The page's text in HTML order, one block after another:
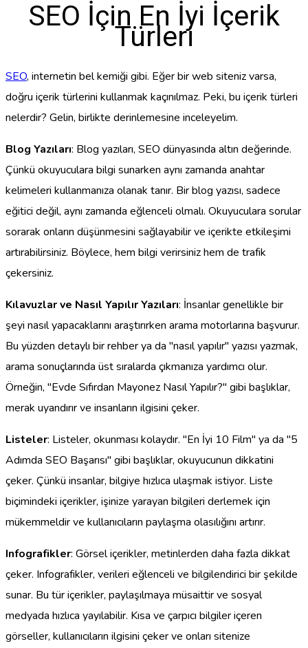
SEO İçin En İyi İçerik
Türleri
SEO, internetin bel kemiği gibi. Eğer bir web siteniz varsa,
doğru içerik türlerini kullanmak kaçınılmaz. Peki, bu içerik türleri
nelerdir? Gelin, birlikte derinlemesine inceleyelim.
Blog Yazıları: Blog yazıları, SEO dünyasında altın değerinde.
Çünkü okuyuculara bilgi sunarken aynı zamanda anahtar
kelimeleri kullanmanıza olanak tanır. Bir blog yazısı, sadece
eğitici değil, aynı zamanda eğlenceli olmalı. Okuyuculara sorular
sorarak onların düşünmesini sağlayabilir ve içerikte etkileşimi
artırabilirsiniz. Böylece, hem bilgi verirsiniz hem de trafik
çekersiniz.
Kılavuzlar ve Nasıl Yapılır Yazıları: İnsanlar genellikle bir
şeyi nasıl yapacaklarını araştırırken arama motorlarına başvurur.
Bu yüzden detaylı bir rehber ya da "nasıl yapılır" yazısı yazmak,
arama sonuçlarında üst sıralarda çıkmanıza yardımcı olur.
Örneğin, "Evde Sıfırdan Mayonez Nasıl Yapılır?" gibi başlıklar,
merak uyandırır ve insanların ilgisini çeker.
Listeler: Listeler, okunması kolaydır. "En İyi 10 Film" ya da "5
Adımda SEO Başarısı" gibi başlıklar, okuyucunun dikkatini
çeker. Çünkü insanlar, bilgiye hızlıca ulaşmak istiyor. Liste
biçimindeki içerikler, işinize yarayan bilgileri derlemek için
mükemmeldir ve kullanıcıların paylaşma olasılığını artırır.
Infografikler: Görsel içerikler, metinlerden daha fazla dikkat
çeker. Infografikler, verileri eğlenceli ve bilgilendirici bir şekilde
sunar. Bu tür içerikler, paylaşılmaya müsaittir ve sosyal
medyada hızlıca yayılabilir. Kısa ve çarpıcı bilgiler içeren
görseller, kullanıcıların ilgisini çeker ve onları sitenize